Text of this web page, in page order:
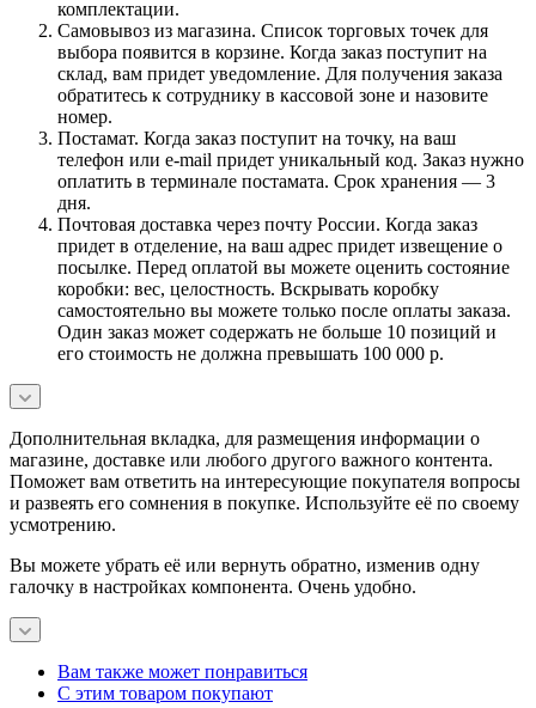
комплектации.
Самовывоз из магазина. Список торговых точек для
выбора появится в корзине. Когда заказ поступит на
склад, вам придет уведомление. Для получения заказа
обратитесь к сотруднику в кассовой зоне и назовите
номер.
Постамат. Когда заказ поступит на точку, на ваш
телефон или e-mail придет уникальный код. Заказ нужно
оплатить в терминале постамата. Срок хранения — 3
дня.
Почтовая доставка через почту России. Когда заказ
придет в отделение, на ваш адрес придет извещение о
посылке. Перед оплатой вы можете оценить состояние
коробки: вес, целостность. Вскрывать коробку
самостоятельно вы можете только после оплаты заказа.
Один заказ может содержать не больше 10 позиций и
его стоимость не должна превышать 100 000 р.
Дополнительная вкладка, для размещения информации о
магазине, доставке или любого другого важного контента.
Поможет вам ответить на интересующие покупателя вопросы
и развеять его сомнения в покупке. Используйте её по своему
усмотрению.
Вы можете убрать её или вернуть обратно, изменив одну
галочку в настройках компонента. Очень удобно.
Вам также может понравиться
С этим товаром покупают